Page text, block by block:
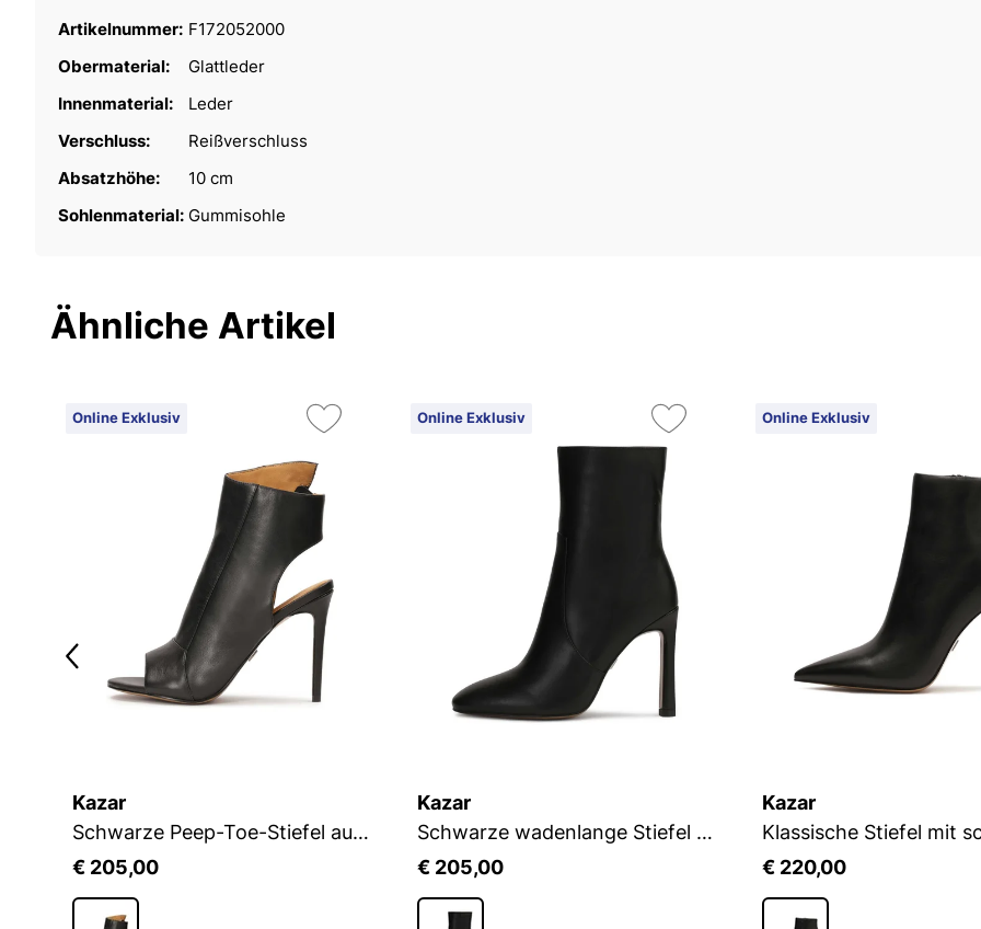
Artikelnummer: F172052000
Obermaterial:
Glattleder
Innenmaterial:
Leder
Verschluss:
Reißverschluss
Absatzhöhe:
10 cm
Sohlenmaterial: Gummisohle
Ähnliche Artikel
Online Exklusiv
Kazar
Schwarze Peep-Toe-Stiefel aus Leder
€ 205,00
Online Exklusiv
Kazar
Schwarze wadenlange Stiefel aus Leder
€ 205,00
Online Exklusiv
Kazar
€ 220,00